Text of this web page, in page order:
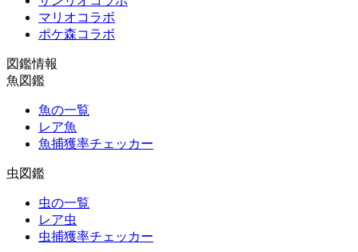
マリオコラボ
ポケ森コラボ
図鑑情報
魚図鑑
魚の一覧
レア魚
魚捕獲率チェッカー
虫図鑑
虫の一覧
レア虫
虫捕獲率チェッカー